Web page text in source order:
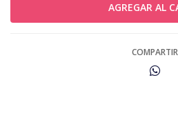
COMPARTIR